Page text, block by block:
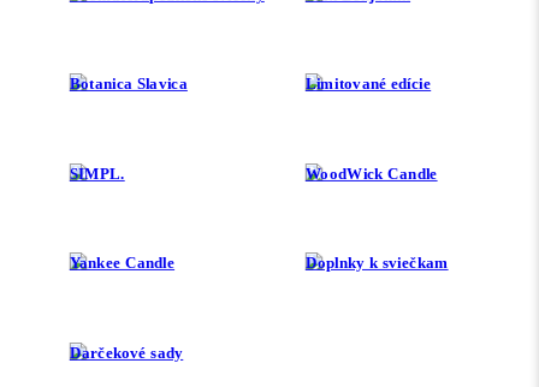
Botanica Slavica Limitované edície
SIMPL. WoodWick Candle
Yankee Candle Doplnky k sviečkam
Darčekové sady